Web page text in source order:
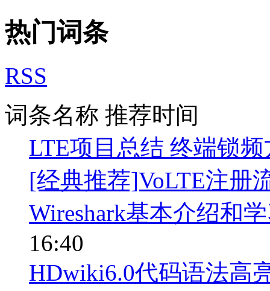
热门词条
RSS
词条名称 推荐时间
LTE项目总结 终端锁频
[经典推荐]VoLTE注册
Wireshark基本介绍和
16:40
HDwiki6.0代码语法高